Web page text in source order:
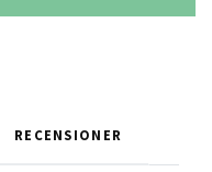
RECENSIONER